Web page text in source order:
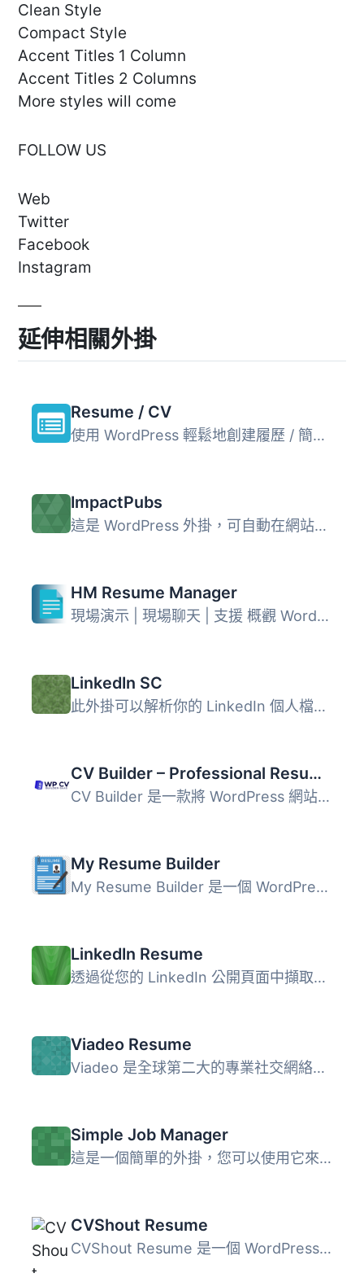
Clean Style
Compact Style
Accent Titles 1 Column
Accent Titles 2 Columns
More styles will come
FOLLOW US
Web
Twitter
Facebook
Instagram
延伸相關外掛
Resume / CV
使用 WordPress 輕鬆地創建履歷 / 簡歷。 完美的工具可以幫助...
ImpactPubs
這是 WordPress 外掛，可自動在網站上顯示出版物檔案。 結果...
HM Resume Manager
現場演示 | 現場聊天 | 支援 概觀 WordPress履歷管理外掛可...
LinkedIn SC
此外掛可以解析你的 LinkedIn 個人檔案，並且使用簡碼在任何...
CV Builder – Professional Resume Builder SaaS
CV Builder 是一款將 WordPress 網站轉變為履歷表製作 SaaS ...
My Resume Builder
My Resume Builder 是一個 WordPress 外掛，可以幫助您在幾分...
LinkedIn Resume
透過從您的 LinkedIn 公開頁面中擷取資訊，顯示您的履歷（也...
Viadeo Resume
Viadeo 是全球第二大的專業社交網絡，擁有超過 4,500 萬專業...
Simple Job Manager
這是一個簡單的外掛，您可以使用它來創建懸缺職位，同時使用...
CVShout Resume
CVShout Resume 是一個 WordPress 外掛，它提供了一種簡單易...